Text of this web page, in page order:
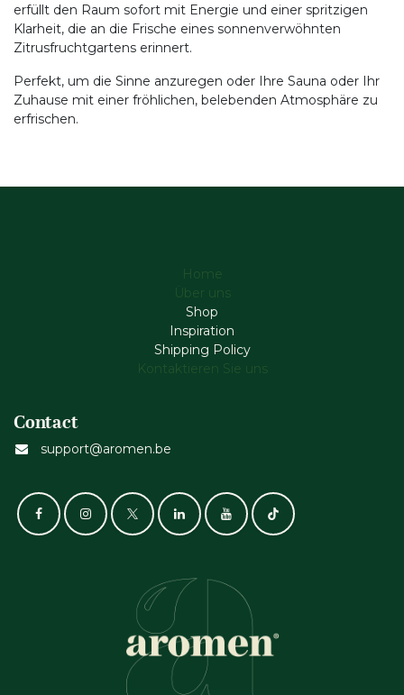
erfüllt den Raum sofort mit Energie und einer spritzigen
Klarheit, die an die Frische eines sonnenverwöhnten
Zitrusfruchtgartens erinnert.
Perfekt, um die Sinne anzuregen oder Ihre Sauna oder Ihr
Zuhause mit einer fröhlichen, belebenden Atmosphäre zu
erfrischen.
Home
Über uns
Shop
Inspiration
Shipping Policy
Kontaktieren Sie uns
Contact
support@aromen.be